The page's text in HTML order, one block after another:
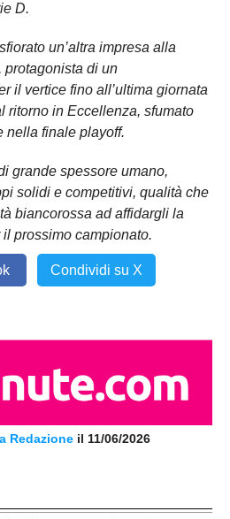
D.
un’altra impresa alla
protagonista di un
il vertice fino all’ultima giornata
ritorno in Eccellenza, sfumato
nella finale playoff.
grande spessore umano,
solidi e competitivi, qualità che
biancorossa ad affidargli la
prossimo campionato.
Condividi su X
Redazione il 11/06/2026